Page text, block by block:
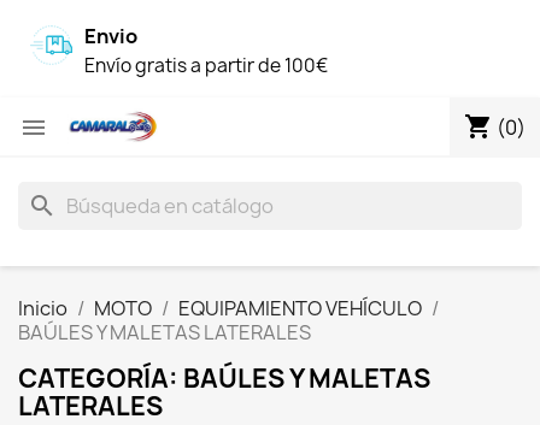
Envio
Envío gratis a partir de 100€
 shopping_cart (0)
search
Inicio MOTO
EQUIPAMIENTO VEHÍCULO
BAÚLES Y MALETAS LATERALES
CATEGORÍA: BAÚLES Y MALETAS
LATERALES